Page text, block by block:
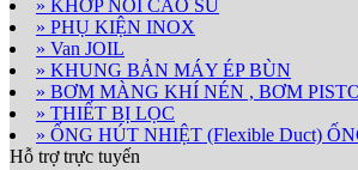
» KHỚP NỐI CAO SU
» PHỤ KIỆN INOX
» Van JOIL
» KHUNG BẢN MÁY ÉP BÙN
» BƠM MÀNG KHÍ NÉN , BƠM
» THIẾT BỊ LỌC
» ỐNG HÚT NHIỆT (Flexible Duct)
Hỗ trợ trực tuyến